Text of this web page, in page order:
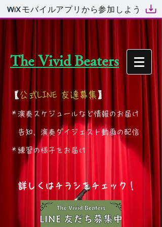
モバイルアプリから参加しよう
The Vivid Beaters
【 公式LINE 友達募集 】
＊演奏スケジュールなど情報のお届け
告知、演奏ダイジェスト動画の配信
＊練習の様子をお届け
詳しくはチラシをチェック！